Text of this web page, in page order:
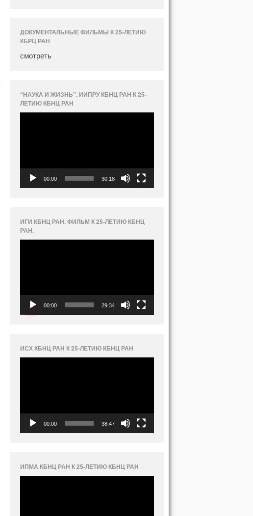
ДОКУМЕНТАЛЬНЫЕ ФИЛЬМЫ К 25-ЛЕТИЮ
КБРЦ РАН
смотреть
“НАУКА И ЖИЗНЬ”. ИИПРУ КБНЦ РАН К 25-
ЛЕТИЮ КБНЦ РАН
00:00 30:18
ИГИ КБНЦ РАН. ФИЛЬМ К 25-ЛЕТИЮ КБНЦ
РАН.
00:00 29:34
ИСХ КБНЦ РАН К 25-ЛЕТИЮ КБНЦ РАН
00:00 38:47
ИПМА КБНЦ РАН К 25-ЛЕТИЮ КБНЦ РАН